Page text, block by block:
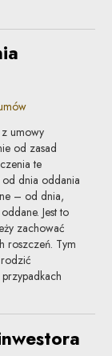
umowy
od zasad
te
od dnia oddania
– od dnia,
Jest to
zachować
roszczeń. Tym